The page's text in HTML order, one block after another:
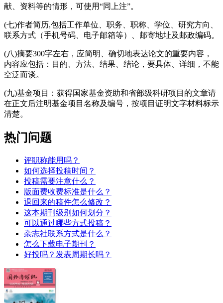
献、资料等的情形，可使用“同上注”。
(七)作者简历,包括工作单位、职务、职称、学位、研究方向、
联系方式（手机号码、电子邮箱等）、邮寄地址及邮政编码。
(八)摘要300字左右，应简明、确切地表达论文的重要内容，
内容应包括：目的、方法、结果、结论，要具体、详细，不能
空泛而谈。
(九)基金项目：获得国家基金资助和省部级科研项目的文章请
在正文后注明基金项目名称及编号，按项目证明文字材料标示
清楚。
热门问题
评职称能用吗？
如何选择投稿时间？
投稿需要注意什么？
版面费收费标准是什么？
退回来的稿件怎么修改？
这本期刊级别如何划分？
可以通过哪些方式投稿？
杂志社联系方式是什么？
怎么下载电子期刊？
好投吗？发表周期长吗？